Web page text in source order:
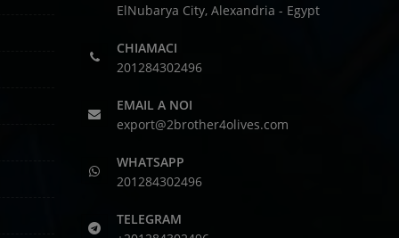
ElNubarya City, Alexandria - Egypt
CHIAMACI
201284302496
EMAIL A NOI
export@2brother4olives.com
WHATSAPP
201284302496
TELEGRAM